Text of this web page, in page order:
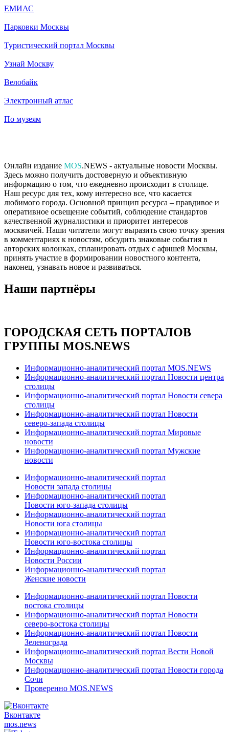
ЕМИАС
Парковки Москвы
Туристический портал Москвы
Узнай Москву
Велобайк
Электронный атлас
По музеям
Онлайн издание MOS.NEWS - актуальные новости Москвы.
Здесь можно получить достоверную и объективную
информацию о том, что ежедневно происходит в столице.
Наш ресурс для тех, кому интересно все, что касается
любимого города. Основной принцип ресурса – правдивое и
оперативное освещение событий, соблюдение стандартов
качественной журналистики и приоритет интересов
москвичей. Наши читатели могут выразить свою точку зрения
в комментариях к новостям, обсудить знаковые события в
авторских колонках, спланировать отдых с афишей Москвы,
принять участие в формировании новостного контента,
наконец, узнавать новое и развиваться.
Наши партнёры
ГОРОДСКАЯ СЕТЬ ПОРТАЛОВ
ГРУППЫ MOS.NEWS
Информационно-аналитический портал MOS.NEWS
Информационно-аналитический портал Новости центра
столицы
Информационно-аналитический портал Новости севера
столицы
Информационно-аналитический портал Новости
северо-запада столицы
Информационно-аналитический портал Мировые
новости
Информационно-аналитический портал Мужские
новости
Информационно-аналитический портал
Новости запада столицы
Информационно-аналитический портал
Новости юго-запада столицы
Информационно-аналитический портал
Новости юга столицы
Информационно-аналитический портал
Новости юго-востока столицы
Информационно-аналитический портал
Новости России
Информационно-аналитический портал
Женские новости
Информационно-аналитический портал Новости
востока столицы
Информационно-аналитический портал Новости
северо-востока столицы
Информационно-аналитический портал Новости
Зеленограда
Информационно-аналитический портал Вести Новой
Москвы
Информационно-аналитический портал Новости города
Сочи
Проверенно MOS.NEWS
Вконтакте
mos.news